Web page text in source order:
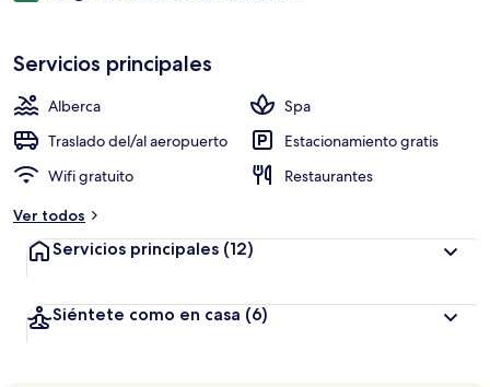
Servicios principales
Alberca
Spa
Traslado del/al aeropuerto
Estacionamiento gratis
Wifi gratuito
Restaurantes
Ver todos
Servicios principales (12)
Siéntete como en casa (6)